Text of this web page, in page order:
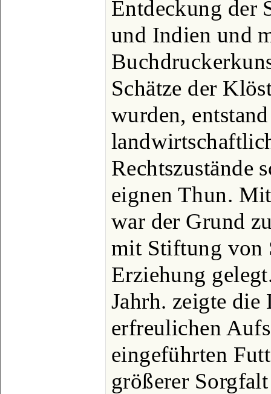
Entdeckung der
und Indien und
Schätze der
wurden,
Rechtszustände
eignen Thun.
war der Grund
mit Stiftung von
Erziehung
Jahrh. zeigte die
erfreulichen
eingeführten
größerer